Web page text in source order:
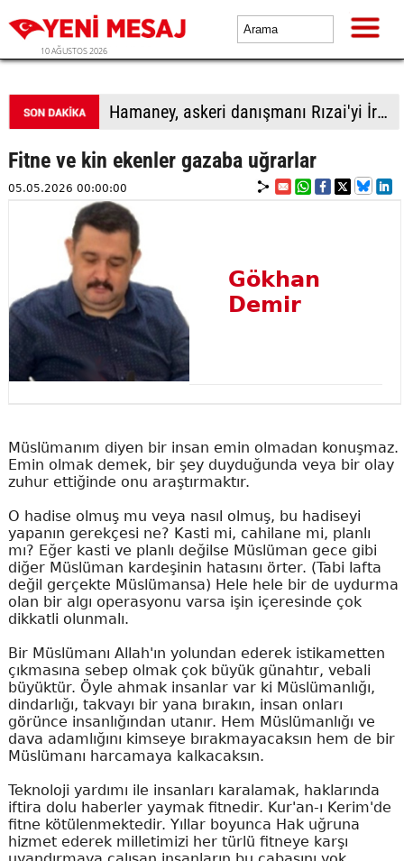
10 AĞUSTOS 2026
Hamaney, askeri danışmanı Rızai'yi İran Ulusal Güvenlik Yüksek Konseyi Genel Sekreteri olarak görevlendirdi
Fitne ve kin ekenler gazaba uğrarlar
05.05.2026 00:00:00
Gökhan
Demir
Müslümanım diyen bir insan emin olmadan konuşmaz.
Emin olmak demek, bir şey duyduğunda veya bir olay
zuhur ettiğinde onu araştırmaktır.
O hadise olmuş mu veya nasıl olmuş, bu hadiseyi
yapanın gerekçesi ne? Kasti mi, cahilane mi, planlı
mı? Eğer kasti ve planlı değilse Müslüman gece gibi
diğer Müslüman kardeşinin hatasını örter. (Tabi lafta
değil gerçekte Müslümansa) Hele hele bir de uydurma
olan bir algı operasyonu varsa işin içeresinde çok
dikkatli olunmalı.
Bir Müslümanı Allah'ın yolundan ederek istikametten
çıkmasına sebep olmak çok büyük günahtır, vebali
büyüktür. Öyle ahmak insanlar var ki Müslümanlığı,
dindarlığı, takvayı bir yana bırakın, insan onları
görünce insanlığından utanır. Hem Müslümanlığı ve
dava adamlığını kimseye bırakmayacaksın hem de bir
Müslümanı harcamaya kalkacaksın.
Teknoloji yardımı ile insanları karalamak, haklarında
iftira dolu haberler yaymak fitnedir. Kur'an-ı Kerim'de
fitne kötülenmektedir. Yıllar boyunca Hak uğruna
hizmet ederek milletimizi her türlü fitneye karşı